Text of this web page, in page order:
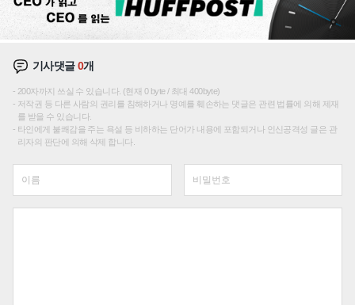
기사댓글0개
200자까지 쓰실 수 있습니다. (현재 0 byte / 최대 400byte)
저작권 등 다른 사람의 권리를 침해하거나 명예를 훼손하는 댓글은 관련 법률에 의해 제재
를 받을 수 있습니다.
타인에게 불쾌감을 주는 욕설 등 비하하는 단어가 내용에 포함되거나 인신공격성 글은 관
리자의 판단에 의해 삭제 합니다.